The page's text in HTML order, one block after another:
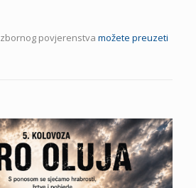
povjerenstva možete preuzeti